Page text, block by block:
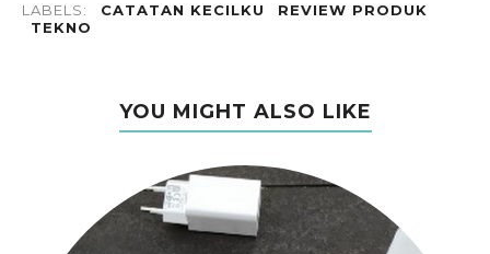
LABELS: CATATAN KECILKU
REVIEW PRODUK
TEKNO
YOU MIGHT ALSO LIKE